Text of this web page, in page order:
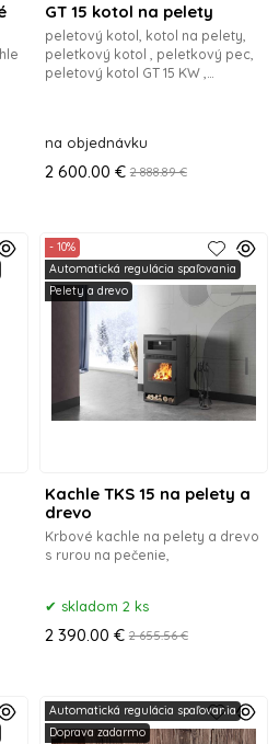
GT 15 kotol na pelety
peletový kotol, kotol na pelety,
peletkový kotol , peletkový pec,
peletový kotol GT 15 KW ,
na objednávku
2 600.00 € 2 888.89 €
Kachle TKS 15 na pelety a
drevo
Krbové kachle na pelety a drevo
s rurou na pečenie,
- 10%
Automatická regulácia spaľovania
Pelety a drevo
skladom 2 ks
2 390.00 € 2 655.56 €
Automatická regulácia spaľovania
Doprava zadarmo